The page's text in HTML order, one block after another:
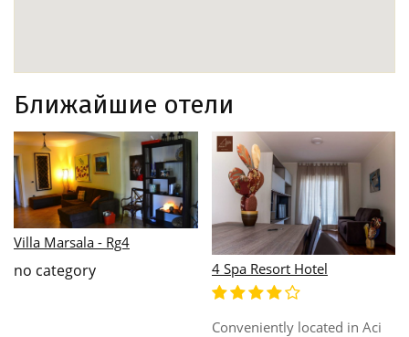
Ближайшие отели
Villa Marsala - Rg4
no category 4 Spa Resort Hotel
Conveniently located in Aci